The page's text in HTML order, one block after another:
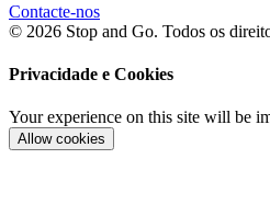
Contacte-nos
© 2026 Stop and Go. Todos os
Privacidade e Cookies
Your experience on this site will be
Allow cookies